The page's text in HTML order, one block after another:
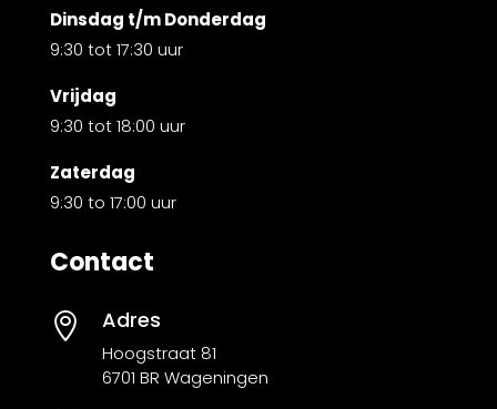
Dinsdag t/m Donderdag
9:30 tot 17:30 uur
Vrijdag
9:30 tot 18:00 uur
Zaterdag
9:30 to 17:00 uur
Contact
 Adres
Hoogstraat 81
6701 BR Wageningen